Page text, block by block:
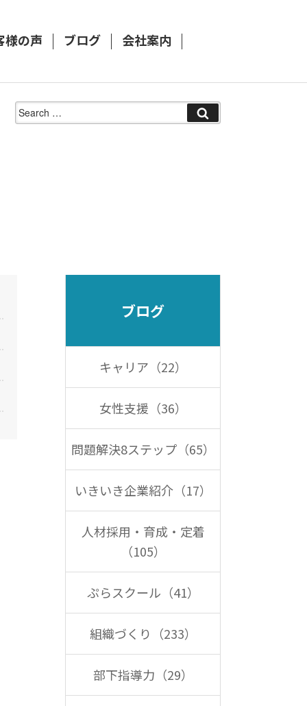
様の声 ブログ 会社案内
Search
for:
ブログ
キャリア（22）
女性支援（36）
問題解決8ステップ（65）
いきいき企業紹介（17）
人材採用・育成・定着
（105）
ぷらスクール（41）
組織づくり（233）
部下指導力（29）